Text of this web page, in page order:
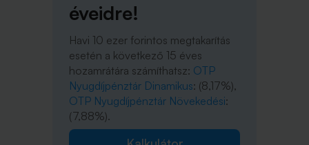
éveidre!
Havi 10 ezer forintos megtakarítás
esetén a következő 15 éves
hozamrátára számíthatsz: OTP
Nyugdíjpénztár Dinamikus: (8,17%),
OTP Nyugdíjpénztár Növekedési:
(7,88%).